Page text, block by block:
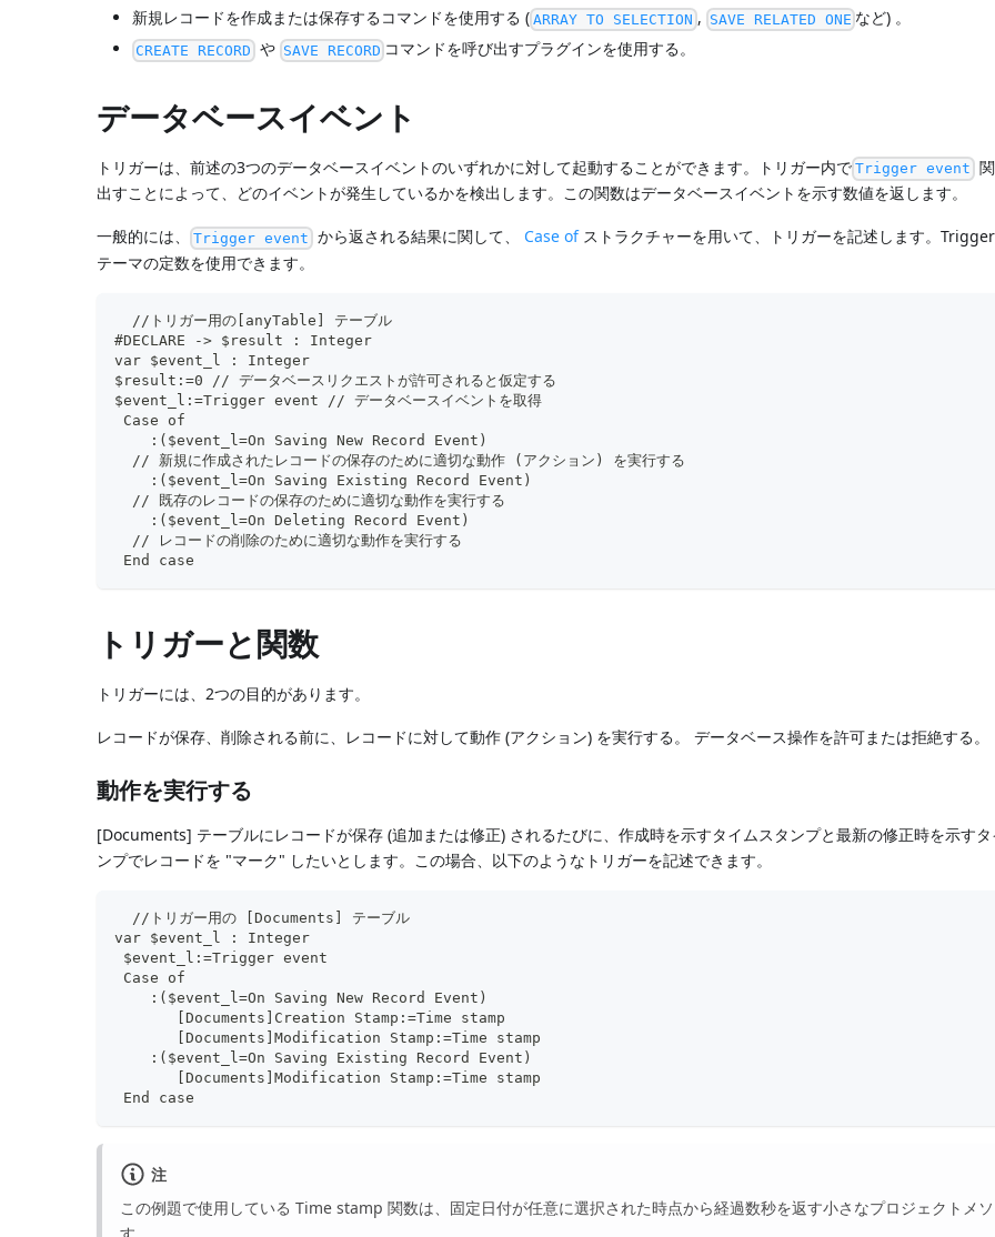
新規レコードを作成または保存するコマンドを使用する ( ARRAY TO SELECTION , SAVE RELATED ONE など) 。
CREATE RECORD や SAVE RECORD コマンドを呼び出すプラグインを使用する。
データベースイベント
トリガーは、前述の3つのデータベースイベントのいずれかに対して起動することができます。トリガー内で Trigger event 関
出すことによって、どのイベントが発生しているかを検出します。この関数はデータベースイベントを示す数値を返します。
一般的には、 Trigger event から返される結果に関して、 Case ofストラクチャーを用いて、トリガーを記述します。
テーマの定数を使用できます。
  //トリガー用の[anyTable] テーブル
#DECLARE -> $result : Integer
var $event_l : Integer
$result:=0 // データベースリクエストが許可されると仮定する
$event_l:=Trigger event // データベースイベントを取得
Case of
    :($event_l=On Saving New Record Event)
  // 新規に作成されたレコードの保存のために適切な動作 (アクション) を実行する
    :($event_l=On Saving Existing Record Event)
  // 既存のレコードの保存のために適切な動作を実行する
    :($event_l=On Deleting Record Event)
  // レコードの削除のために適切な動作を実行する
End case
トリガーと関数
トリガーには、2つの目的があります。
レコードが保存、削除される前に、レコードに対して動作 (アクション) を実行する。 データベース操作を許可または拒絶する。
動作を実行する
[Documents] テーブルにレコードが保存 (追加または修正) されるたびに、作成時を示すタイムスタンプと最新の修正時を示すタ
ンプでレコードを "マーク" したいとします。この場合、以下のようなトリガーを記述できます。
  //トリガー用の [Documents] テーブル
var $event_l : Integer
$event_l:=Trigger event
Case of
    :($event_l=On Saving New Record Event)
       [Documents]Creation Stamp:=Time stamp
       [Documents]Modification Stamp:=Time stamp
    :($event_l=On Saving Existing Record Event)
       [Documents]Modification Stamp:=Time stamp
End case
注
この例題で使用している Time stamp 関数は、固定日付が任意に選択された時点から経過数秒を返す小さなプロジェクトメ